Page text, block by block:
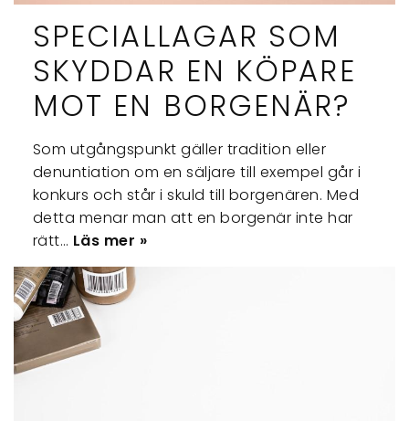
SPECIALLAGAR SOM
SKYDDAR EN KÖPARE
MOT EN BORGENÄR?
Som utgångspunkt gäller tradition eller
denuntiation om en säljare till exempel går i
konkurs och står i skuld till borgenären. Med
detta menar man att en borgenär inte har
rätt… Läs mer »